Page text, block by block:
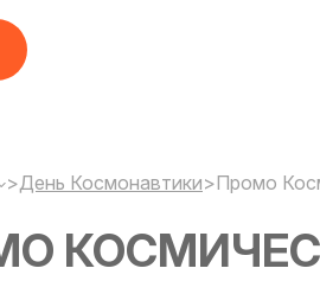
>День Космонавтики>Промо